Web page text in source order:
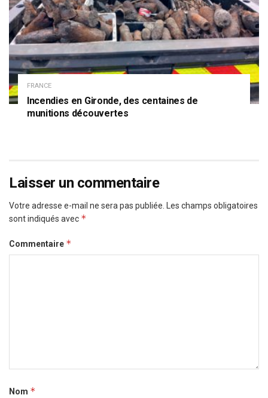
FRANCE
Incendies en Gironde, des centaines de
munitions découvertes
Laisser un commentaire
Votre adresse e-mail ne sera pas publiée. Les champs obligatoires
sont indiqués avec *
Commentaire *
Nom *